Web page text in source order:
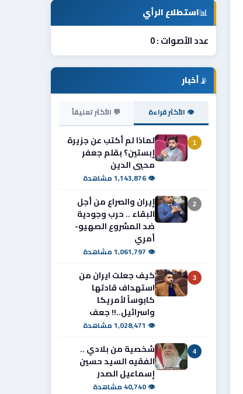
📊استطلاع الرأي
عدد الأصوات : 0
📡أخبار
👁 الأكثر قراءة 💬 الأكثر تعليقاً
1
لماذا لم أكتب عن جزيرة
إبستين؟ بقلم جعفر
محيي الدين
👁 1,143,876 مشاهدة
2
إيران والصراع من أجل
البقاء .. حرب وجودية
ضد المشروع الصهيو-
أمري
👁 1,061,797 مشاهدة
3
كيف جعلت ايران من
استهداف قادتها
كابوساً لأمريكا
واسرائيل..!! جعف
👁 1,028,471 مشاهدة
4
شخصية من بلادي ..
الفقيه السيد حسين
إسماعيل الصدر
👁 40,740 مشاهدة